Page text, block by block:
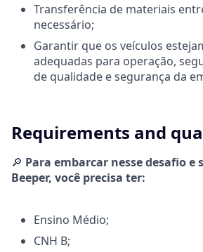
Transferência de materiais
necessário;
Garantir que os veículos
adequadas para operação,
de qualidade e segurança da
Requirements and
🔎 Para embarcar nesse desafio e
Beeper, você precisa ter:
Ensino Médio;
CNH B;